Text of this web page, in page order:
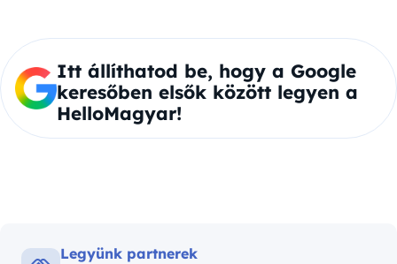
Itt állíthatod be, hogy a Google
keresőben elsők között legyen a
HelloMagyar!
Legyünk partnerek